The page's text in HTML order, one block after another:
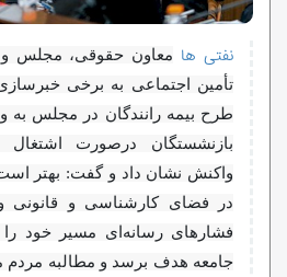
نفتی ها معاون حقوقی، مجلس و
تأمین اجتماعی به برخی
طرح بیمه رانندگان در مجلس به
بازنشستگان درصورت اشتغال
واکنش نشان داد و گفت: بهتر
در فضای کارشناسی و قانونی
فشارهای رسانه‌ای مسیر خود
جامعه هدف برسد و مطالبه